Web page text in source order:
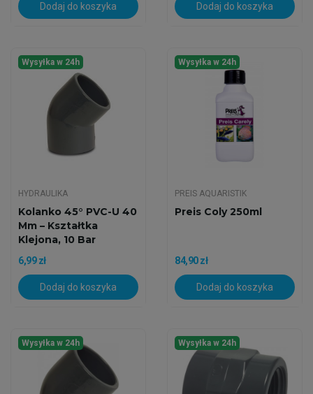
Dodaj do koszyka Dodaj do koszyka
Wysyłka w 24h
HYDRAULIKA
Kolanko 45° PVC-U 40
Mm – Kształtka
Klejona, 10 Bar
6,99 zł
Dodaj do koszyka
Wysyłka w 24h
PREIS AQUARISTIK
Preis Coly 250ml
84,90 zł
Dodaj do koszyka
Wysyłka w 24h Wysyłka w 24h